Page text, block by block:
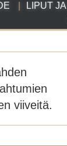
LIPUT
viiveitä.